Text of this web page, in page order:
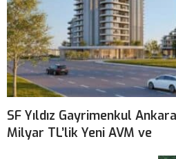
SF Yıldız Gayrimenkul
Milyar TL’lik Yeni AVM ve